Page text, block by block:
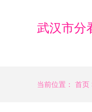
武汉市分
当前位置： 首页